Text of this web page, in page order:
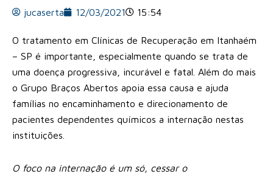
jucaserta 12/03/2021 15:54
O tratamento em Clínicas de Recuperação em Itanhaém
– SP é importante, especialmente quando se trata de
uma doença progressiva, incurável e fatal. Além do mais
o Grupo Braços Abertos apoia essa causa e ajuda
famílias no encaminhamento e direcionamento de
pacientes dependentes químicos a internação nestas
instituições.
O foco na internação é um só, cessar o